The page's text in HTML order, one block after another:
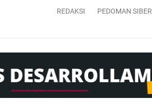
REDAKSI PEDOMAN SIBER